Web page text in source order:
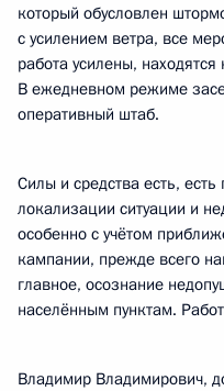
который обусловлен
с усилением ветра, все
работа усилены,
В ежедневном режиме
оперативный штаб.
Силы и средства есть,
локализации ситуации и
особенно с учётом
кампании, прежде всего
главное, осознание
населённым пунктам.
Владимир Владимирович,